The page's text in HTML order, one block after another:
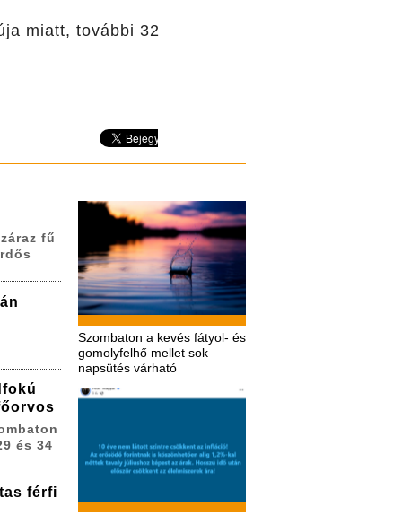
miatt, további 32
Szombaton a kevés fátyol- és
gomolyfelhő mellet sok
napsütés várható
fű
és 34
férfi